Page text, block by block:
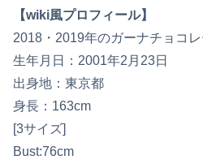
【wiki風プロフィール】
2018・2019年のガーナチョコ
生年月日：2001年2月23日
出身地：東京都
身長：163cm
[3サイズ]
Bust:76cm